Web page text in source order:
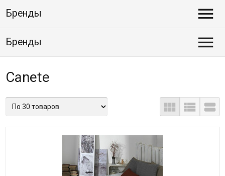
Бренды 
Бренды 
Canete
  